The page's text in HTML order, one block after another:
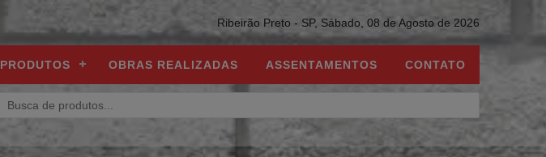
Ribeirão Preto - SP, Sábado, 08 de Agosto de 2026
PRODUTOS OBRAS REALIZADAS ASSENTAMENTOS CONTATO